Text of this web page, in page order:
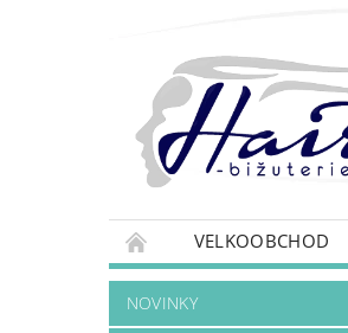
VELKOOBCHOD
NOVINKY